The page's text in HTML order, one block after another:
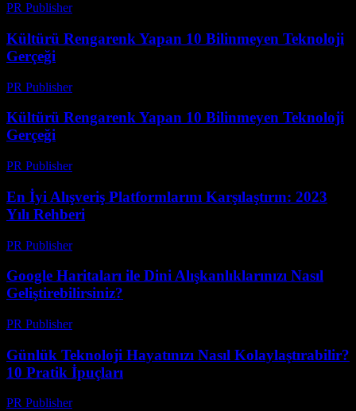
PR Publisher-
Kültürü Rengarenk Yapan 10 Bilinmeyen Teknoloji
Gerçeği
PR Publisher-
Kültürü Rengarenk Yapan 10 Bilinmeyen Teknoloji
Gerçeği
PR Publisher-
En İyi Alışveriş Platformlarını Karşılaştırın: 2023
Yılı Rehberi
PR Publisher-
Google Haritaları ile Dini Alışkanlıklarınızı Nasıl
Geliştirebilirsiniz?
PR Publisher-
Günlük Teknoloji Hayatınızı Nasıl Kolaylaştırabilir?
10 Pratik İpuçları
PR Publisher-